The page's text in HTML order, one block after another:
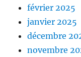
février 2025
janvier 2025
décembre
novembre